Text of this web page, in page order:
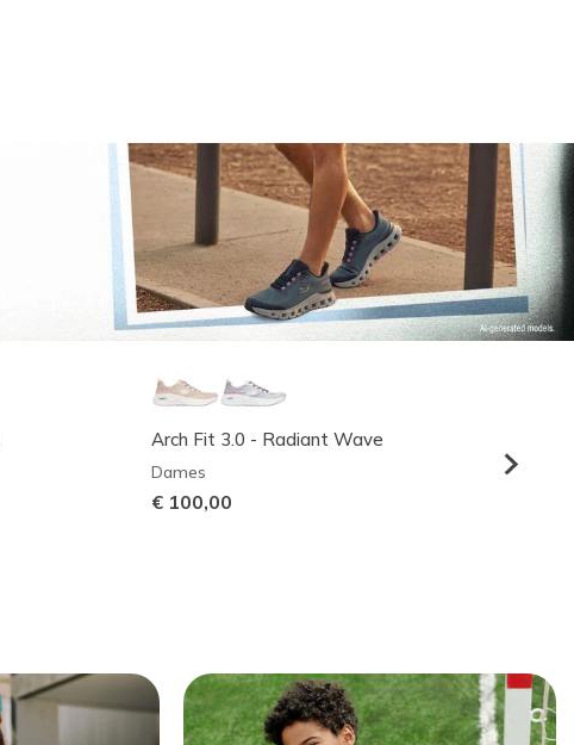
Arch Fit 3.0 - Radiant Wave
Dames
€ 100,00
Heren